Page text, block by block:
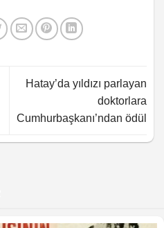
Hatay’da yıldızı parlayan
doktorlara
Cumhurbaşkanı’ndan ödül